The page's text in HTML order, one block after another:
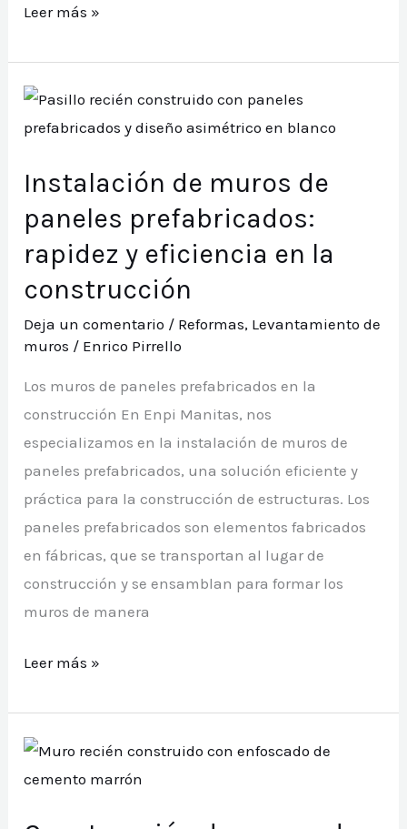
Levantamiento
muros
de
piedra:
y
resistencia
en
la
construcción
Leer más »
Instalación de muros de
paneles prefabricados:
rapidez y eficiencia en la
construcción
Deja un comentario / Reformas, Levantamiento de
muros / Enrico Pirrello
Los muros de paneles prefabricados en la
construcción En Enpi Manitas, nos
especializamos en la instalación de muros de
paneles prefabricados, una solución eficiente y
práctica para la construcción de estructuras. Los
paneles prefabricados son elementos fabricados
en fábricas, que se transportan al lugar de
construcción y se ensamblan para formar los
muros de manera
Instalación
muros
de
paneles
Leer más »